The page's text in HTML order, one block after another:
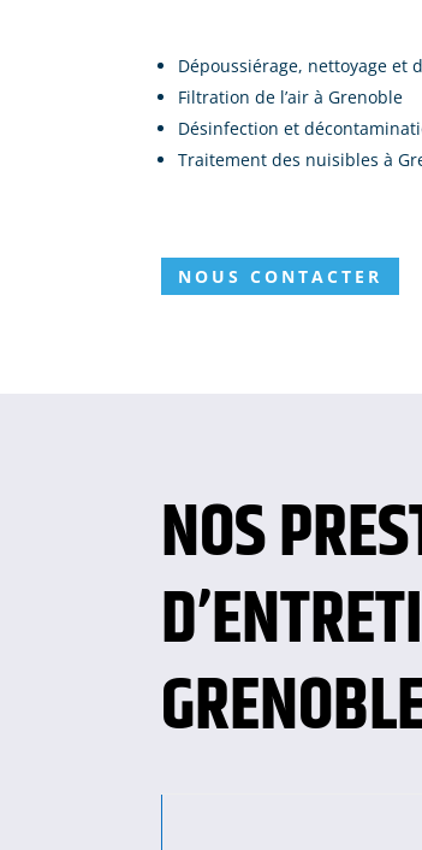
Dépoussiérage, nettoyage et
Filtration de l’air à Grenoble
Désinfection et
Traitement des nuisibles à
NOUS CONTACTER
NOS